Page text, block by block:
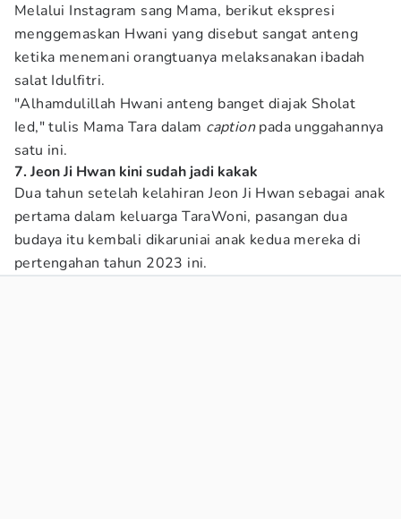
Melalui Instagram sang Mama, berikut ekspresi
menggemaskan Hwani yang disebut sangat anteng
ketika menemani orangtuanya melaksanakan ibadah
salat Idulfitri.
"Alhamdulillah Hwani anteng banget diajak Sholat
Ied," tulis Mama Tara dalam captionpada unggahannya
satu ini.
7. Jeon Ji Hwan kini sudah jadi kakak
Dua tahun setelah kelahiran Jeon Ji Hwan sebagai anak
pertama dalam keluarga TaraWoni, pasangan dua
budaya itu kembali dikaruniai anak kedua mereka di
pertengahan tahun 2023 ini.